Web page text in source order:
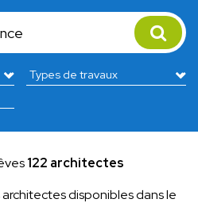
122 architectes
disponibles dans le